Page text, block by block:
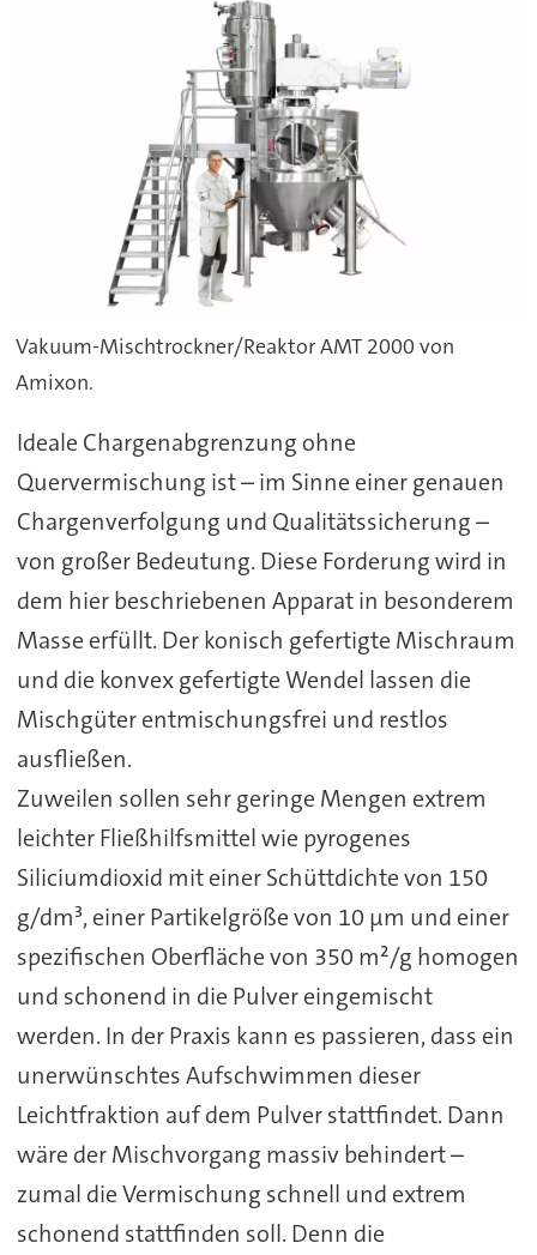
Vakuum-Mischtrockner/Reaktor AMT 2000 von
Amixon.
Ideale Chargenabgrenzung ohne
Quervermischung ist – im Sinne einer genauen
Chargenverfolgung und Qualitätssicherung –
von großer Bedeutung. Diese Forderung wird in
dem hier beschriebenen Apparat in besonderem
Masse erfüllt. Der konisch gefertigte Mischraum
und die konvex gefertigte Wendel lassen die
Mischgüter entmischungsfrei und restlos
ausfließen.
Zuweilen sollen sehr geringe Mengen extrem
leichter Fließhilfsmittel wie pyrogenes
Siliciumdioxid mit einer Schüttdichte von 150
g/dm³, einer Partikelgröße von 10 µm und einer
spezifischen Oberfläche von 350 m²/g homogen
und schonend in die Pulver eingemischt
werden. In der Praxis kann es passieren, dass ein
unerwünschtes Aufschwimmen dieser
Leichtfraktion auf dem Pulver stattfindet. Dann
wäre der Mischvorgang massiv behindert –
zumal die Vermischung schnell und extrem
schonend stattfinden soll. Denn die